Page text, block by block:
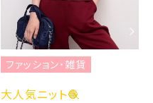
ファッション・雑貨
大人気ニット🧶